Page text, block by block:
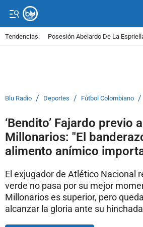
Tendencias: Posesión Abelardo De La
Blu Radio / Deportes / Fútbol Colombiano /
‘Bendito’ Fajardo previo
Millonarios: "El
alimento anímico
El exjugador de Atlético Nacional
verde no pasa por su mejor
Millonarios es superior, pero
alcanzar la gloria ante su